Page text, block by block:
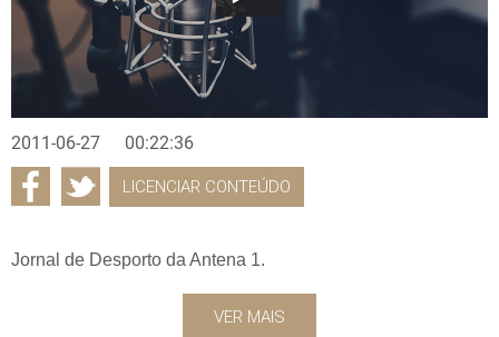
2011-06-27 00:22:36
LICENCIAR CONTEÚDO
Jornal de Desporto da Antena 1.
VER MAIS